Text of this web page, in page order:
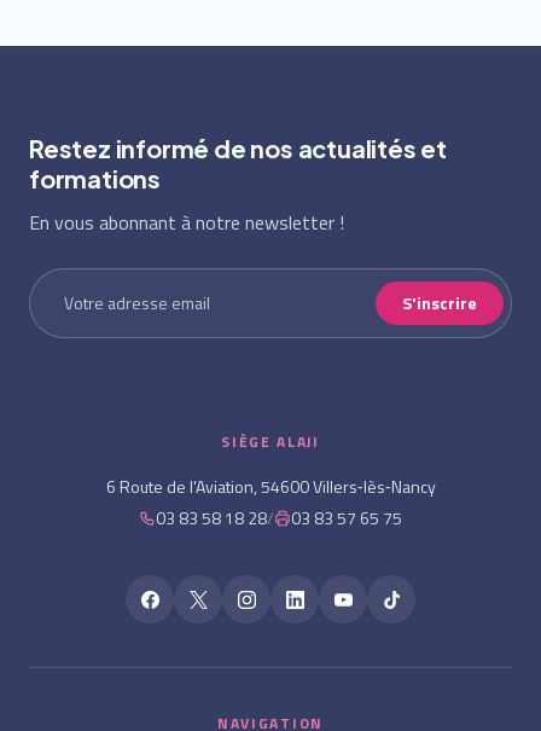
Restez informé de nos actualités et
formations
En vous abonnant à notre newsletter !
S'inscrire
SIÈGE ALAJI
6 Route de l'Aviation, 54600 Villers‑lès‑Nancy
03 83 58 18 28/ 03 83 57 65 75
NAVIGATION